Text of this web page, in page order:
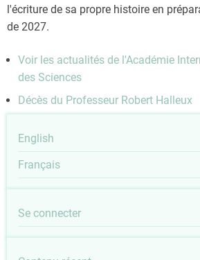
l'écriture de sa propre histoire en
de 2027.
Voir les actualités de l'Académie
des Sciences
Décès du Professeur Robert Halleux
English
Français
User
Se connecter